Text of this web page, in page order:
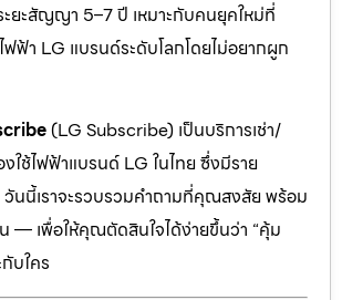
ยะสัญญา 5–7 ปี เหมาะกับคนยุคใหม่ที่
ฟฟ้า LG แบรนด์ระดับโลกโดยไม่อยากผูก
(LG Subscribe) เป็นบริการเช่า/
ใช้ไฟฟ้าแบรนด์ LG ในไทย ซึ่งมีราย
วันนี้เราจะรวบรวมคำถามที่คุณสงสัย พร้อม
— เพื่อให้คุณตัดสินใจได้ง่ายขึ้นว่า “คุ้ม
กับใคร